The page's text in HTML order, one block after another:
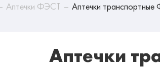
Аптечки ФЭСТ Аптечки
Аптечки